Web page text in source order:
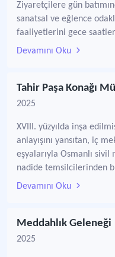
Ziyaretçilere gün
sanatsal ve eğlence
faaliyetlerini gece
Devamını Oku
Tahir Paşa Konağı
2025
XVIII. yüzyılda inşa
anlayışını yansıtan, iç
eşyalarıyla Osmanlı
nadide temsilcilerinden
Devamını Oku
Meddahlık Geleneği
2025